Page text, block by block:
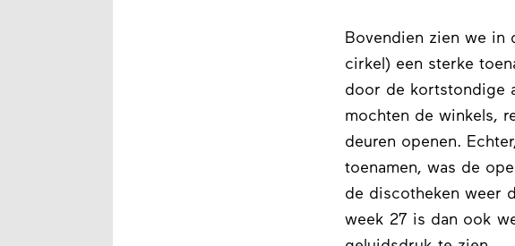
Bovendien zien we in
cirkel) een sterke
door de kortstondige
mochten de winkels,
deuren openen.
toenamen, was de
de discotheken weer
week 27 is dan ook